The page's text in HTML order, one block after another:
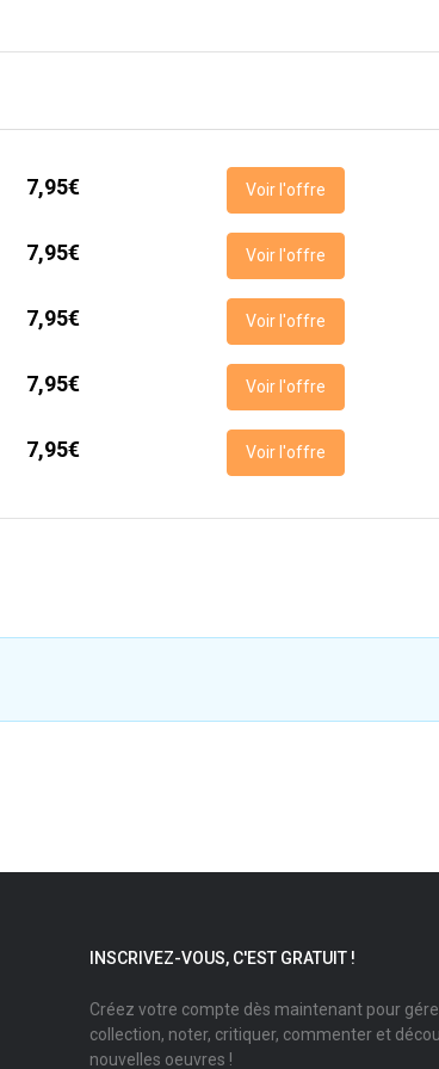
7,95€ Voir l'offre
7,95€ Voir l'offre
7,95€ Voir l'offre
7,95€ Voir l'offre
7,95€ Voir l'offre
INSCRIVEZ-VOUS, C'EST GRATUIT !
Créez votre compte dès maintenant pour
collection, noter, critiquer, commenter et
nouvelles oeuvres !